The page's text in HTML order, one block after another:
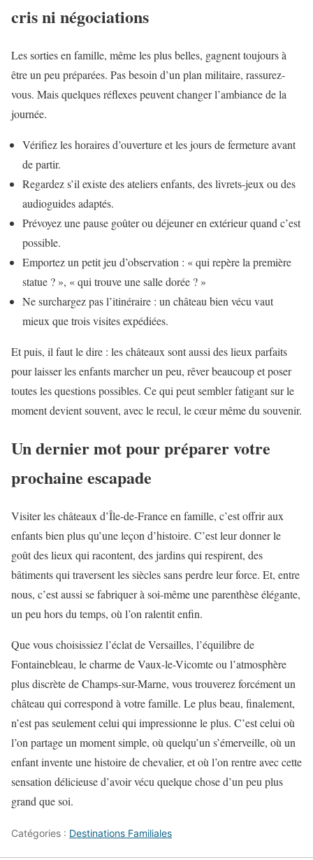
cris ni négociations
Les sorties en famille, même les plus belles, gagnent toujours à
être un peu préparées. Pas besoin d’un plan militaire, rassurez-
vous. Mais quelques réflexes peuvent changer l’ambiance de la
journée.
Vérifiez les horaires d’ouverture et les jours de fermeture avant
de partir.
Regardez s’il existe des ateliers enfants, des livrets-jeux ou des
audioguides adaptés.
Prévoyez une pause goûter ou déjeuner en extérieur quand c’est
possible.
Emportez un petit jeu d’observation : « qui repère la première
statue ? », « qui trouve une salle dorée ? »
Ne surchargez pas l’itinéraire : un château bien vécu vaut
mieux que trois visites expédiées.
Et puis, il faut le dire : les châteaux sont aussi des lieux parfaits
pour laisser les enfants marcher un peu, rêver beaucoup et poser
toutes les questions possibles. Ce qui peut sembler fatigant sur le
moment devient souvent, avec le recul, le cœur même du souvenir.
Un dernier mot pour préparer votre
prochaine escapade
Visiter les châteaux d’Île-de-France en famille, c’est offrir aux
enfants bien plus qu’une leçon d’histoire. C’est leur donner le
goût des lieux qui racontent, des jardins qui respirent, des
bâtiments qui traversent les siècles sans perdre leur force. Et, entre
nous, c’est aussi se fabriquer à soi-même une parenthèse élégante,
un peu hors du temps, où l’on ralentit enfin.
Que vous choisissiez l’éclat de Versailles, l’équilibre de
Fontainebleau, le charme de Vaux-le-Vicomte ou l’atmosphère
plus discrète de Champs-sur-Marne, vous trouverez forcément un
château qui correspond à votre famille. Le plus beau, finalement,
n’est pas seulement celui qui impressionne le plus. C’est celui où
l’on partage un moment simple, où quelqu’un s’émerveille, où un
enfant invente une histoire de chevalier, et où l’on rentre avec cette
sensation délicieuse d’avoir vécu quelque chose d’un peu plus
grand que soi.
Catégories : Destinations Familiales